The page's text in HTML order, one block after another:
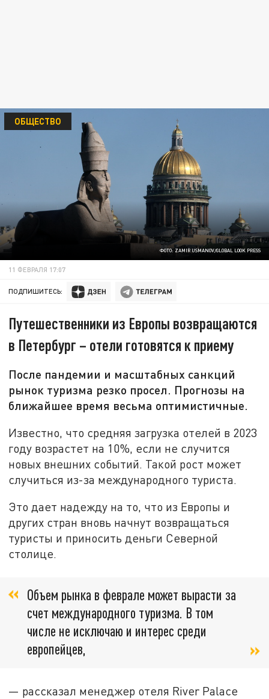
ФОТО: ZAMIR USMANOV/GLOBAL LOOK PRESS
ОБЩЕСТВО
11 ФЕВРАЛЯ 17:07
ПОДПИШИТЕСЬ:
Путешественники из Европы возвращаются
в Петербург – отели готовятся к приему
После пандемии и масштабных санкций
рынок туризма резко просел. Прогнозы на
ближайшее время весьма оптимистичные.
Известно, что средняя загрузка отелей в 2023
году возрастет на 10%, если не случится
новых внешних событий. Такой рост может
случиться из-за международного туриста.
Это дает надежду на то, что из Европы и
других стран вновь начнут возвращаться
туристы и приносить деньги Северной
столице.
Объем рынка в феврале может вырасти за
счет международного туризма. В том
числе не исключаю и интерес среди
европейцев,
— рассказал менеджер отеля River Palace